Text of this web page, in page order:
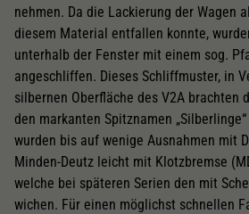
nehmen. Da die Lackierung der Wagen
diesem Material entfallen konnte,
unterhalb der Fenster mit einem sog.
angeschliffen. Dieses Schliffmuster, in
silbernen Oberfläche des V2A brachten
den markanten Spitznamen
wurden bis auf wenige Ausnahmen mit
Minden-Deutz leicht mit Klotzbremse
welche bei späteren Serien den mit
wichen. Für einen möglichst schnellen